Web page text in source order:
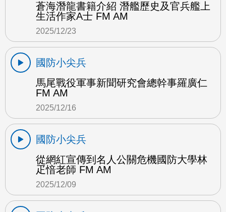
蒼海潛龍書籍介紹 潛艦歷史及官兵艦上
生活作家A士 FM AM
2025/12/23
國防小尖兵
馬尾戰役軍事新聞研究會總幹事羅廣仁
FM AM
2025/12/16
國防小尖兵
從網紅宣傳到名人公關危機國防大學林
疋愔老師 FM AM
2025/12/09